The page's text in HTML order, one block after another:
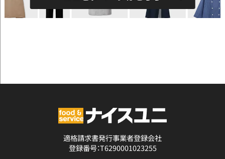
適格請求書発行事業者登録会社
登録番号：T6290001023255